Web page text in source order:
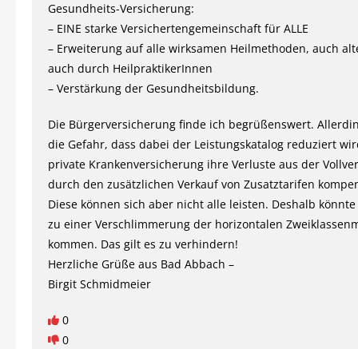
Gesundheits-Versicherung:
– EINE starke Versichertengemeinschaft für ALLE
– Erweiterung auf alle wirksamen Heilmethoden, auch
auch durch HeilpraktikerInnen
– Verstärkung der Gesundheitsbildung.
Die Bürgerversicherung finde ich begrüßenswert.
die Gefahr, dass dabei der Leistungskatalog reduziert
private Krankenversicherung ihre Verluste aus der
durch den zusätzlichen Verkauf von Zusatztarifen
Diese können sich aber nicht alle leisten. Deshalb
zu einer Verschlimmerung der horizontalen
kommen. Das gilt es zu verhindern!
Herzliche Grüße aus Bad Abbach –
Birgit Schmidmeier
0
0